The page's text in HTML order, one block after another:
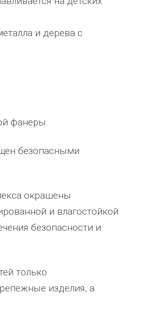
сотрудничество. Детское игровое
и дерева с
фанеры.
безопасными
окрашены
и влагостойкой
безопасности и
только
изделия, а